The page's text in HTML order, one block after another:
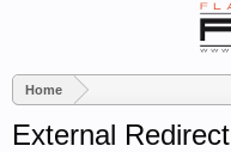
Home
External Redirect